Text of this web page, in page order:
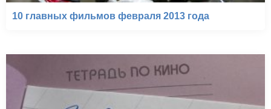
10 главных фильмов февраля 2013 года